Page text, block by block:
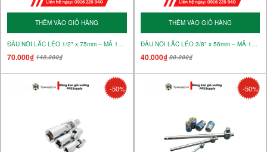
THÊM VÀO GIỎ HÀNG
ĐẦU NỐI LẮC LÉO 1/2" x 75mm – MÃ 15134
70.000₫ 140.000₫
THÊM VÀO GIỎ HÀNG
ĐẦU NỐI LẮC LÉO 3/8" x 56mm – MÃ 15133
40.000₫80.000₫
-50% -50%